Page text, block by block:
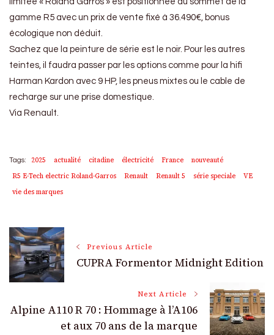
gamme R5 avec un prix de vente fixé à 36.490€, bonus
écologique non déduit.
Sachez que la peinture de série est le noir. Pour les autres
teintes, il faudra passer par les options comme pour la hifi
Harman Kardon avec 9 HP, les pneus mixtes ou le cable de
recharge sur une prise domestique.
Via Renault.
Tags: 2025 actualité citadine électricité France
nouveauté
R5 E-Tech electric Roland-Garros
Renault Renault 5 série speciale
VE
vie des marques
Post
Navigation
Previous Article
CUPRA Formentor Midnight Edition
Next Article
Alpine A110 R 70 : Hommage à l’A106
et aux 70 ans de la marque